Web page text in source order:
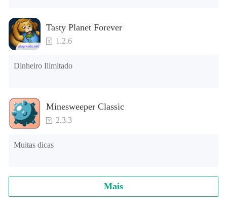
Tasty Planet Forever
1.2.6
Dinheiro Ilimitado
Minesweeper Classic
2.3.3
Muitas dicas
Mais